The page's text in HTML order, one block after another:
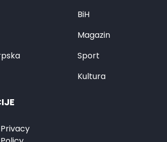
BiH
Magazin
Sport
Kultura
Privacy